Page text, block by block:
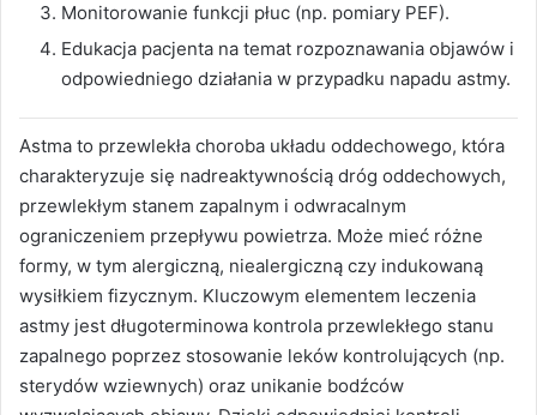
Monitorowanie funkcji płuc (np. pomiary PEF).
Edukacja pacjenta na temat rozpoznawania objawów i
odpowiedniego działania w przypadku napadu astmy.
Astma to przewlekła choroba układu oddechowego, która
charakteryzuje się nadreaktywnością dróg oddechowych,
przewlekłym stanem zapalnym i odwracalnym
ograniczeniem przepływu powietrza. Może mieć różne
formy, w tym alergiczną, niealergiczną czy indukowaną
wysiłkiem fizycznym. Kluczowym elementem leczenia
astmy jest długoterminowa kontrola przewlekłego stanu
zapalnego poprzez stosowanie leków kontrolujących (np.
sterydów wziewnych) oraz unikanie bodźców